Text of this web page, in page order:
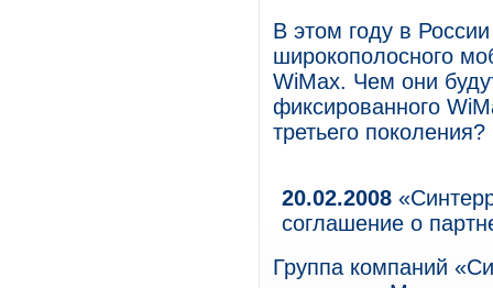
В этом году в
широкополосного
WiMax. Чем они
фиксированного
третьего поколения?
20.02.2008
соглашение о
Группа компаний